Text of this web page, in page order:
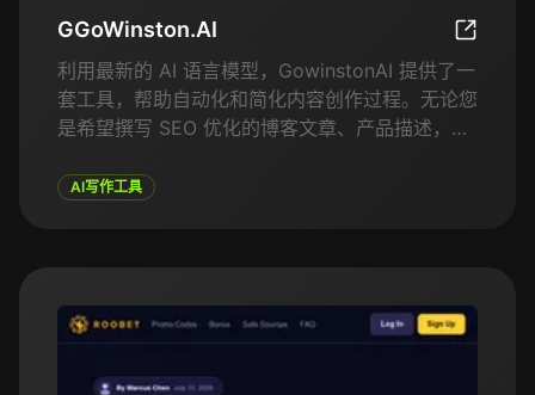
GGoWinston.AI
利用最新的 AI 语言模型，GowinstonAI 提供了一
套工具，帮助自动化和简化内容创作过程。无论您
是希望撰写 SEO 优化的博客文章、产品描述，还
力，同时确保内容质量。该平台不仅可以协助内容
AI写作工具